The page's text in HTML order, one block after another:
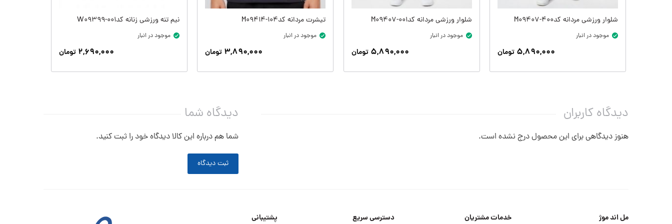
شلوار ورزشی مردانه کدM09407-400
موجود در انبار
۵,۸۹۰,۰۰۰ تومان
شلوار ورزشی مردانه کدM09407-001
موجود در انبار
۵,۸۹۰,۰۰۰ تومان
تیشرت مردانه کدM09414-104
موجود در انبار
۳,۸۹۰,۰۰۰ تومان
نیم تنه ورزشی زنانه کدW09399-001
موجود در انبار
۲,۶۹۰,۰۰۰ تومان
دیدگاه کاربران
هنوز دیدگاهی برای این محصول درج نشده است.
دیدگاه شما
شما هم درباره این کالا دیدگاه خود را ثبت کنید.
ثبت دیدگاه
مل اند موژ خدمات مشتریان دسترسی سریع پشتیبانی